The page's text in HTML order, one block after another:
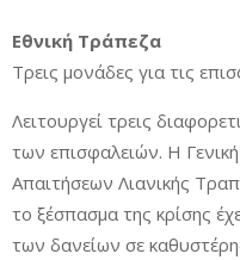
Εθνική Τράπεζα
Τρεις μονάδες για τις
Λειτουργεί τρεις
των επισφαλειών. H
Απαιτήσεων Λιανικής
το ξέσπασμα της κρίσης
των δανείων σε